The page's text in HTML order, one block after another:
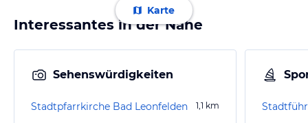
Karte
Interessantes in der Nähe
Sehenswürdigkeiten
Stadtpfarrkirche Bad Leonfelden 1,1 km